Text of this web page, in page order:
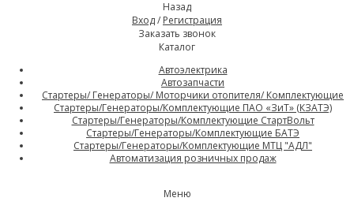
Назад
Вход/ Регистрация
Заказать звонок
Каталог
Автоэлектрика
Автозапчасти
Стартеры/ Генераторы/ Моторчики отопителя/ Комплектующие
Стартеры/Генераторы/Комплектующие ПАО «ЗиТ» (КЗАТЭ)
Стартеры/Генераторы/Комплектующие СтартВольт
Стартеры/Генераторы/Комплектующие БАТЭ
Стартеры/Генераторы/Комплектующие МТЦ "АДЛ"
Автоматизация розничных продаж
Меню